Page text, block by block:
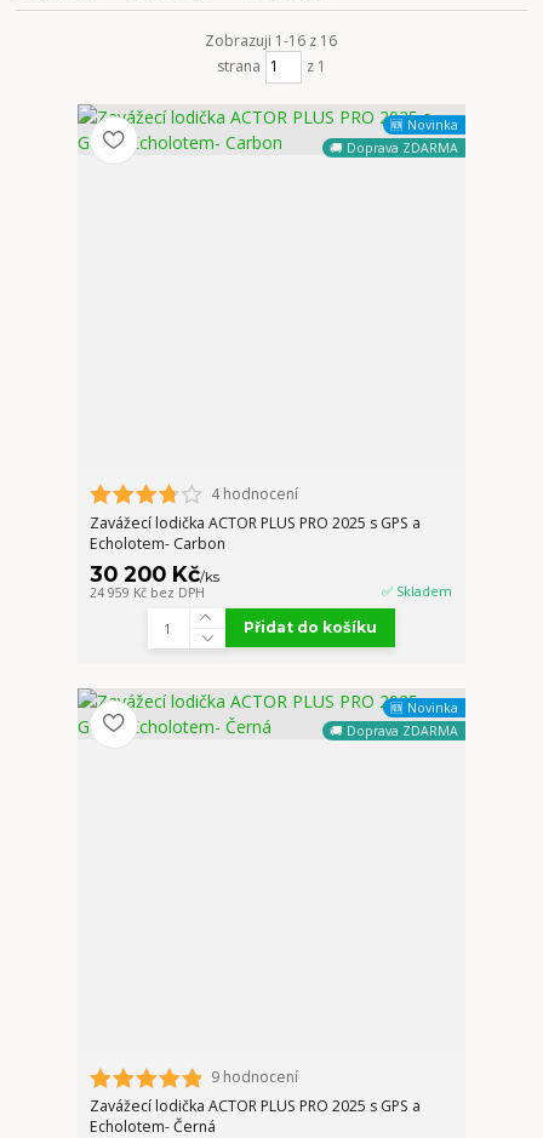
Zobrazuji 1-16 z 16
strana
z 1
🆕 Novinka
🚚 Doprava ZDARMA
4 hodnocení
Zavážecí lodička ACTOR PLUS PRO 2025 s GPS a
Echolotem- Carbon
30 200 Kč/ks
24 959 Kč bez DPH ✅ Skladem
Přidat do košíku
🆕 Novinka
🚚 Doprava ZDARMA
9 hodnocení
Zavážecí lodička ACTOR PLUS PRO 2025 s GPS a
Echolotem- Černá